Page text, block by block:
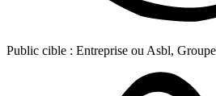
Public cible : Entreprise ou Asbl,